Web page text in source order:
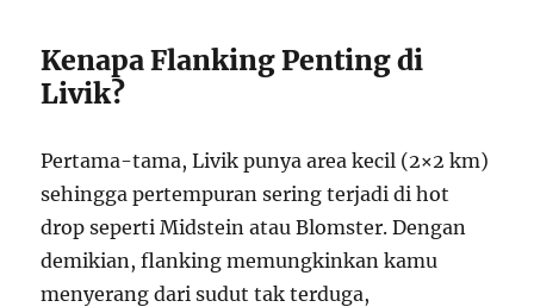
Kenapa Flanking Penting di
Livik?
Pertama-tama, Livik punya area kecil (2×2 km)
sehingga pertempuran sering terjadi di hot
drop seperti Midstein atau Blomster. Dengan
demikian, flanking memungkinkan kamu
menyerang dari sudut tak terduga,